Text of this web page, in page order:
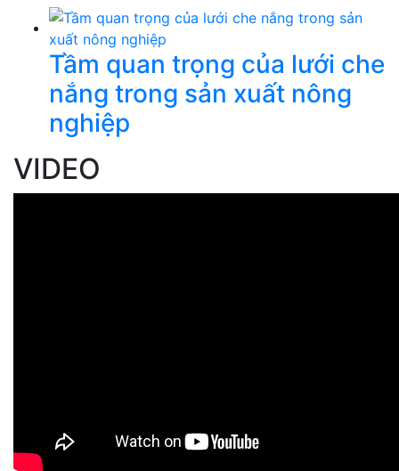
Tầm quan trọng của lưới che
nắng trong sản xuất nông
nghiệp
VIDEO